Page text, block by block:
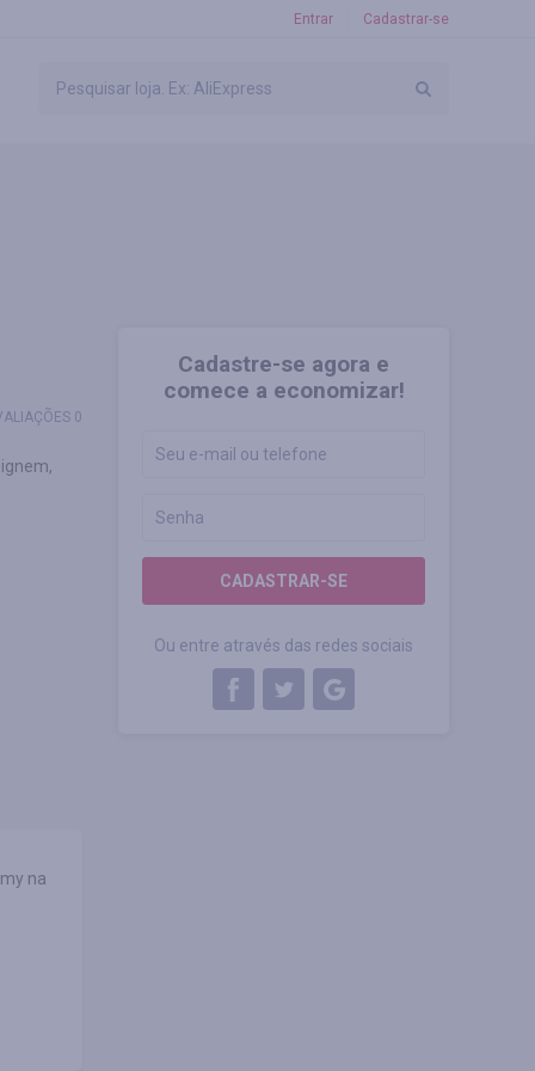
Entrar Cadastrar-se
Cadastre-se agora e
comece a economizar!
CADASTRAR-SE
Ou entre através das redes sociais
0
na